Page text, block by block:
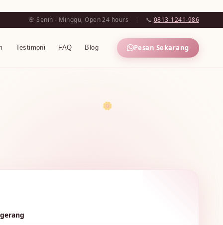
🌸 Senin - Minggu, Open 24 hours | 📞 0813-1241-986
Testimoni FAQ Blog Pesan Sekarang
🌼
🌸